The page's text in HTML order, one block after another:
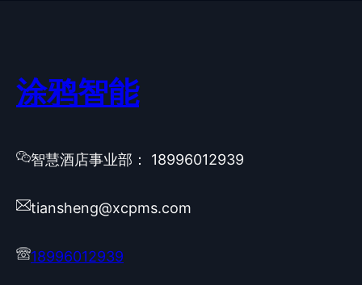
涂鸦智能
智慧酒店事业部： 18996012939
tiansheng@xcpms.com
18996012939